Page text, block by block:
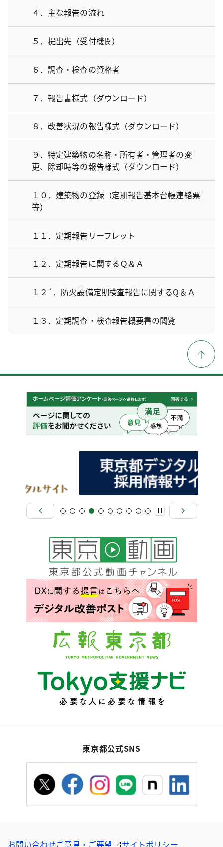
４．主な報告の流れ
５．提出先（受付機関）
６．調査・検査の資格者
７．報告書様式（ダウンロード）
８．改善状況の報告様式（ダウンロード）
９．特定建築物の名称・所有者・管理者の変
更、除却時等の報告様式（ダウンロード）
１０．建築物の登録（定期報告基本台帳連絡票
等）
１１．定期報告リーフレット
１２．定期報告に関するＱ＆Ａ
１２´．防火設備定期検査報告に関するQ＆Ａ
１３．定期調査・検査報告概要書の閲覧
東京都公式SNS
お問い合わせご意見・ご要望 サイトポリシー